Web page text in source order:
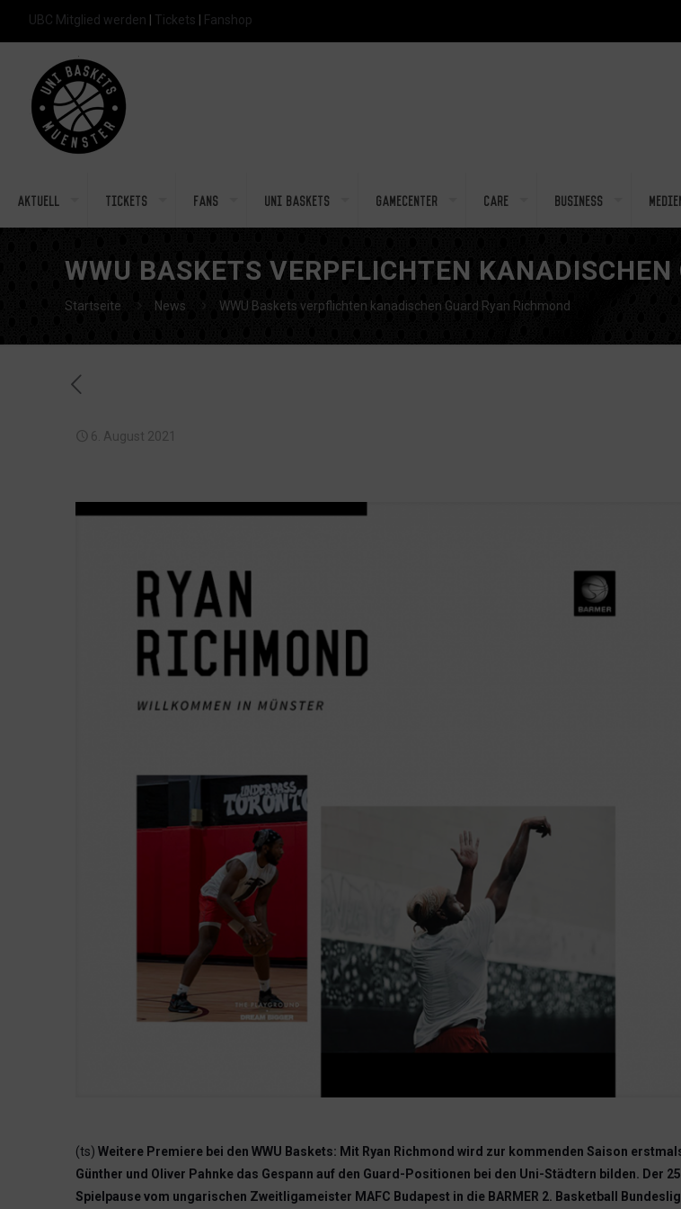
UBC Mitglied werden Tickets Fanshop
Aktuell Tickets Fans Uni Baskets Gamecenter Care Business
WWU BASKETS VERPFLICHTEN KANADISCHEN
Startseite News WWU Baskets verpflichten kanadischen Guard Ryan Richmond
6. August 2021
(ts) Weitere Premiere bei den WWU Baskets: Mit Ryan Richmond wird zur kommenden Saison
Günther und Oliver Pahnke das Gespann auf den Guard-Positionen bei den Uni-Städtern bilden.
Spielpause vom ungarischen Zweitligameister MAFC Budapest in die BARMER 2. Basketball